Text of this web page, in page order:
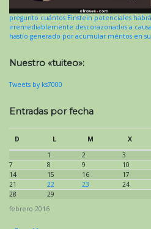
pregunto cuántos Einstein potenciales
irremediablemente descorazonados a
hastío generado por acumular méritos en
Nuestro «tuiteo»:
Tweets by ks7000
Entradas por fecha
febrero 2016
D L M X
1
2 3
7
8 9 10
14
15 16 17
21
22 23 24
28
29